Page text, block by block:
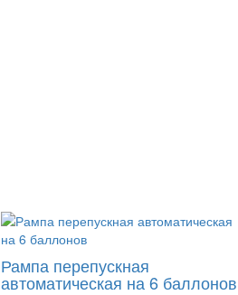
Рампа перепускная
автоматическая на 6 баллонов